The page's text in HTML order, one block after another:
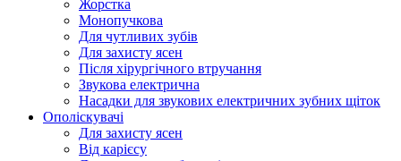
Жорстка
Монопучкова
Для чутливих зубів
Для захисту ясен
Після хірургічного втручання
Звукова електрична
Насадки для звукових електричних зубних щіток
Ополіскувачі
Для захисту ясен
Від карієсу